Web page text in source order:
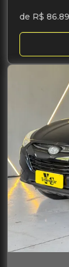
de R$